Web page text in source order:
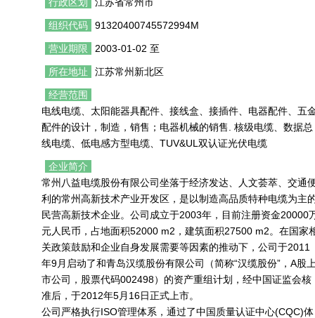
组织代码 91320400745572994M
营业期限 2003-01-02 至
所在地址 江苏常州新北区
经营范围
电线电缆、太阳能器具配件、接线盒、接插件、电器配件、五
配件的设计，制造，销售；电器机械的销售. 核级电缆、数据总
线电缆、低电感方型电缆、TUV&UL双认证光伏电缆
企业简介
常州八益电缆股份有限公司坐落于经济发达、人文荟萃、交通
利的常州高新技术产业开发区，是以制造高品质特种电缆为主
民营高新技术企业。公司成立于2003年，目前注册资金20000
元人民币，占地面积52000 m2，建筑面积27500 m2。在国家
关政策鼓励和企业自身发展需要等因素的推动下，公司于2011
年9月启动了和青岛汉缆股份有限公司（简称“汉缆股份”，A股
市公司，股票代码002498）的资产重组计划，经中国证监会核
准后，于2012年5月16日正式上市。
公司严格执行ISO管理体系，通过了中国质量认证中心(CQC)体